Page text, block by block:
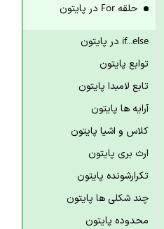
حلقه For در پایتون
if...else در پایتون
توابع پایتون
تابع لامبدا پایتون
آرایه ها پایتون
کلاس و اشیا پایتون
ارث بری پایتون
تکرارشونده پایتون
چند شکلی ها پایتون
محدوده پایتون